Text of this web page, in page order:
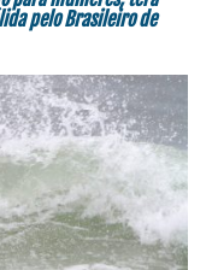
pelo Brasileiro de